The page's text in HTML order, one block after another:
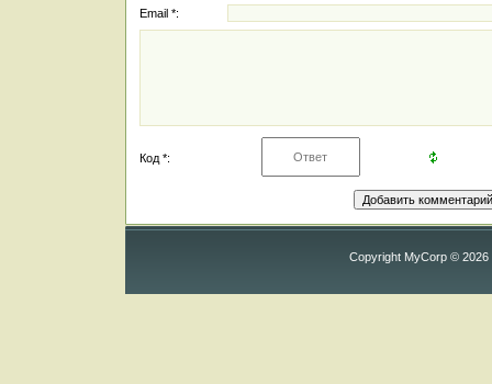
Email *:
Код *:
Copyright MyCorp © 2026